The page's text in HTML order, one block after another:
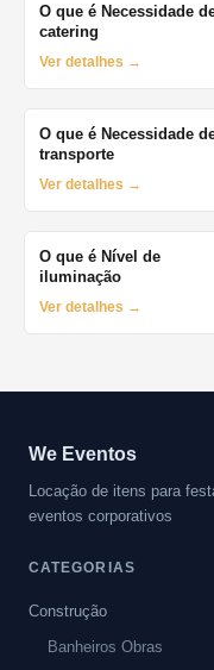
O que é Necessidade
catering
Ver detalhes →
O que é Necessidade
transporte
Ver detalhes →
O que é Nível de
iluminação
Ver detalhes →
We Eventos
Locação de itens para
eventos corporativos
CATEGORIAS
Construção
Banheiros Obras